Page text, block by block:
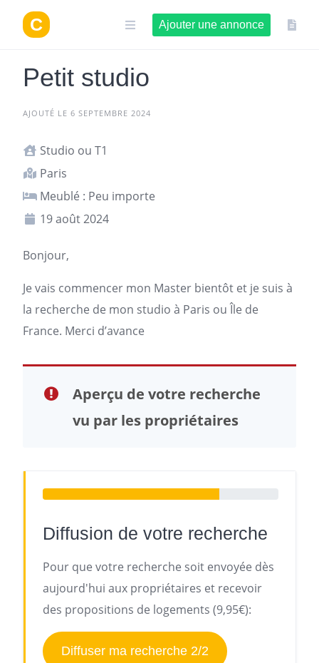
contenu
Ajouter une annonce
Petit studio
AJOUTÉ LE 6 SEPTEMBRE 2024
Studio ou T1
Paris
Meublé : Peu importe
19 août 2024
Bonjour,
Je vais commencer mon Master bientôt et je suis à
la recherche de mon studio à Paris ou Île de
France. Merci d’avance
Aperçu de votre recherche
vu par les propriétaires
Diffusion de votre recherche
Pour que votre recherche soit envoyée dès
aujourd'hui aux propriétaires et recevoir
des propositions de logements (9,95€):
Diffuser ma recherche 2/2